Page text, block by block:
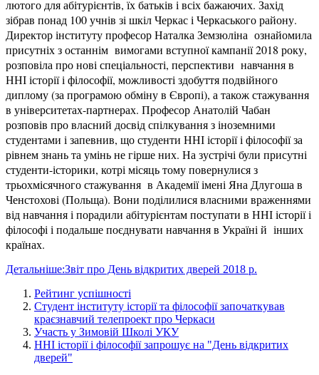
лютого для абітурієнтів, їх батьків і всіх бажаючих. Захід
зібрав понад 100 учнів зі шкіл Черкас і Черкаського району.
Директор інституту професор Наталка Земзюліна ознайомила
присутніх з останнім вимогами вступної кампанії 2018 року,
розповіла про нові спеціальності, перспективи навчання в
ННІ історії і філософії, можливості здобуття подвійного
диплому (за програмою обміну в Європі), а також стажування
в університетах-партнерах. Професор Анатолій Чабан
розповів про власний досвід спілкування з іноземними
студентами і запевнив, що студенти ННІ історії і філософії за
рівнем знань та умінь не гірше них. На зустрічі були присутні
студенти-історики, котрі місяць тому повернулися з
трьохмісячного стажування в Академії імені Яна Длугоша в
Ченстохові (Польща). Вони поділилися власними враженнями
від навчання і порадили абітурієнтам поступати в ННІ історії і
філософі і подальше поєднувати навчання в Україні й інших
країнах.
Детальніше:Звіт про День відкритих дверей 2018 р.
Рейтинг успішності
Студент інституту історії та філософії започаткував
краєзнавчий телепроект про Черкаси
Участь у Зимовій Школі УКУ
ННІ історії і філософії запрошує на "День відкритих
дверей"